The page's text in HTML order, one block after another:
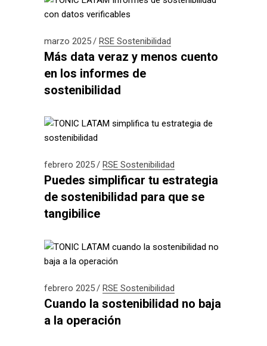
marzo 2025 RSE Sostenibilidad
Más data veraz y menos cuento
en los informes de
sostenibilidad
febrero 2025 RSE Sostenibilidad
Puedes simplificar tu estrategia
de sostenibilidad para que se
tangibilice
febrero 2025 RSE Sostenibilidad
Cuando la sostenibilidad no baja
a la operación